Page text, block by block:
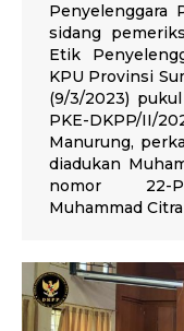
Penyelenggara
sidang
Etik
KPU Provinsi
(9/3/2023)
PKE-DKPP/II/
Manurung,
diadukan
nomor 22-
Muhammad